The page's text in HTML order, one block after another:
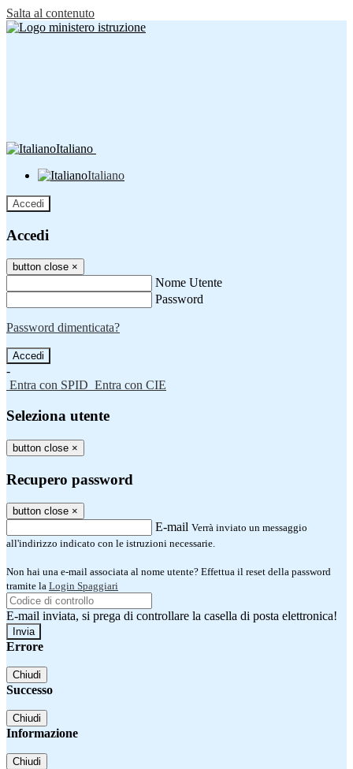
Salta al contenuto
Italiano
Italiano
Accedi
Accedi
button close ×
Nome Utente
Password
Password dimenticata?
-
Entra con SPID Entra con CIE
Seleziona utente
button close ×
Recupero password
button close ×
E-mail Verrà inviato un messaggio
all'indirizzo indicato con le istruzioni necessarie.
Non hai una e-mail associata al nome utente? Effettua il reset della password
tramite la Login Spaggiari
E-mail inviata, si prega di controllare la casella di posta elettronica!
Errore
Chiudi
Successo
Chiudi
Informazione
Chiudi